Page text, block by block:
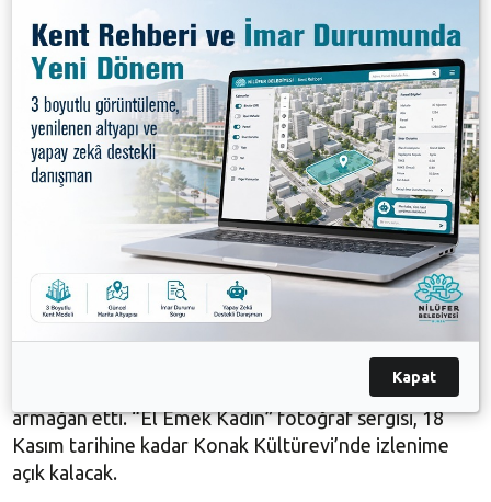
BUFSAD üyesi 36 kadının çalışmalarının yer aldığı
sergiyle kadına şiddet olaylarına dikkat çekmek
istediklerini belirten Serpil Savaş, “Günden güne
artarak hepimizi derinden üzen kadına şiddet olayları
için bir şeyler yapmak istedik. Bunu, şiddet odaklı
çalışmalarla ifade etmektense, kadının toplumdaki
emeğini vurgulayarak dikkat çekmek istedik. Tarım
kültüründen kent kültürüne kadar uzanarak, kendi
gözümüzle, kadrajımızla anlatalım istedik. Bu
çalışmaya değer katan kadın arkadaşlarıma teşekkür
ediyorum” diye konuştu.
BUFSAD Başkanı Serpil Savaş, BUFSAD’ın 35. yılına
özel çıkardıkları “Işığın Peşinde” isimli fotoğraf
kitabını da, Nilüfer Belediye Başkanı Turgay Erdem’e
armağan etti. “El Emek Kadın” fotoğraf sergisi, 18
Kasım tarihine kadar Konak Kültürevi’nde izlenime
açık kalacak.
Kapat